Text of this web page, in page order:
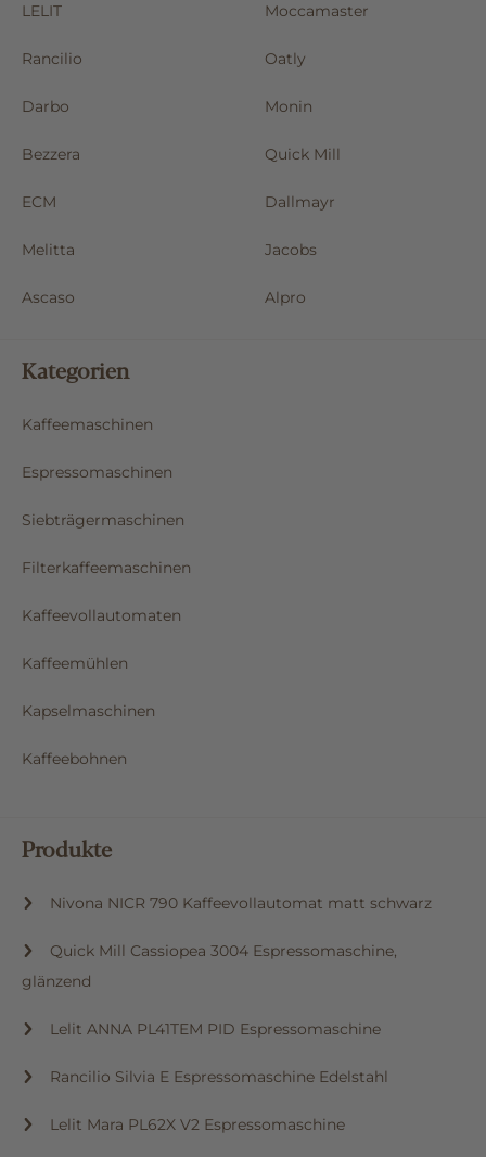
LELIT Moccamaster
Rancilio Oatly
Darbo Monin
Bezzera Quick Mill
ECM Dallmayr
Melitta Jacobs
Ascaso Alpro
Kategorien
Kaffeemaschinen
Espressomaschinen
Siebträgermaschinen
Filterkaffeemaschinen
Kaffeevollautomaten
Kaffeemühlen
Kapselmaschinen
Kaffeebohnen
Produkte
Nivona NICR 790 Kaffeevollautomat matt schwarz
Quick Mill Cassiopea 3004 Espressomaschine,
glänzend
Lelit ANNA PL41TEM PID Espressomaschine
Rancilio Silvia E Espressomaschine Edelstahl
Lelit Mara PL62X V2 Espressomaschine